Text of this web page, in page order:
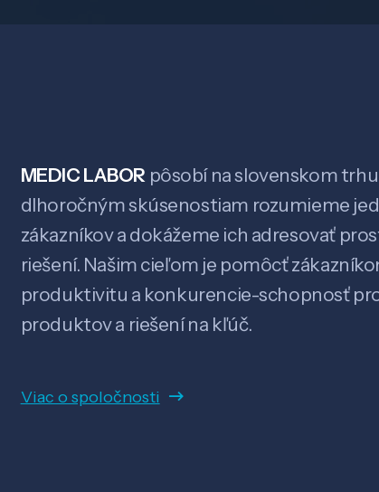
MEDIC LABOR pôsobí na slovenskom
dlhoročným skúsenostiam rozumieme
zákazníkov a dokážeme ich adresovať
riešení. Našim cieľom je pomôcť
produktivitu a konkurencie-schopnosť
produktov a riešení na kľúč.
Viac o spoločnosti